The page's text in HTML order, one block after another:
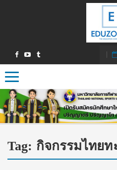
Toggle navigation
Tag: กิจกรรมไทยท